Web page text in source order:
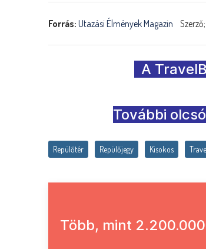
Forrás: Utazási Élmények Magazin
A
További
Repülőtér Repülőjegy Kisokos
Több, mint